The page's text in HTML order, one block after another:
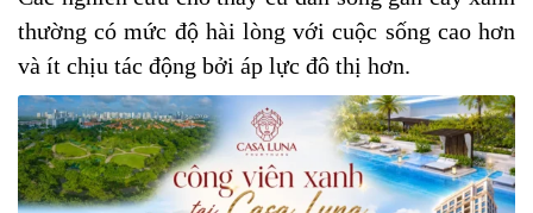
thường có mức độ hài lòng với cuộc sống cao hơn
và ít chịu tác động bởi áp lực đô thị hơn.